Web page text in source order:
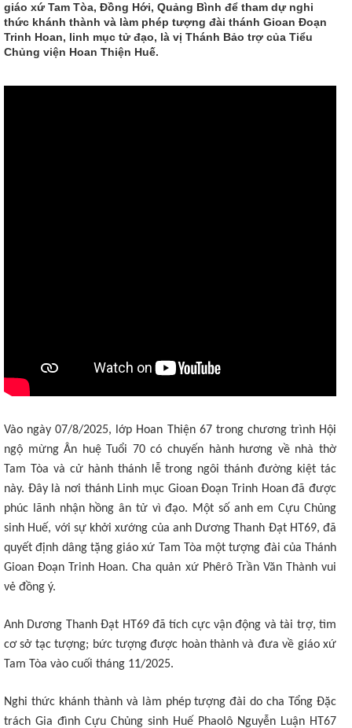
giáo xứ Tam Tòa, Đồng Hới, Quảng Bình để tham dự nghi
thức khánh thành và làm phép tượng đài thánh Gioan Đoạn
Trinh Hoan, linh mục tử đạo, là vị Thánh Bảo trợ của Tiểu
Chủng viện Hoan Thiện Huế.
Vào ngày 07/8/2025, lớp Hoan Thiện 67 trong chương trình Hội
ngộ mừng Ân huệ Tuổi 70 có chuyến hành hương về nhà thờ
Tam Tòa và cử hành thánh lễ trong ngôi thánh đường kiệt tác
này. Đây là nơi thánh Linh mục Gioan Đoạn Trinh Hoan đã được
phúc lãnh nhận hồng ân tử vì đạo. Một số anh em Cựu Chủng
sinh Huế, với sự khởi xướng của anh Dương Thanh Đạt HT69, đã
quyết định dâng tặng giáo xứ Tam Tòa một tượng đài của Thánh
Gioan Đoạn Trinh Hoan. Cha quản xứ Phêrô Trần Văn Thành vui
vẻ đồng ý.
Anh Dương Thanh Đạt HT69 đã tích cực vận động và tài trợ, tìm
cơ sở tạc tượng; bức tượng được hoàn thành và đưa về giáo xứ
Tam Tòa vào cuối tháng 11/2025.
Nghi thức khánh thành và làm phép tượng đài do cha Tổng Đặc
trách Gia đình Cựu Chủng sinh Huế Phaolô Nguyễn Luận HT67